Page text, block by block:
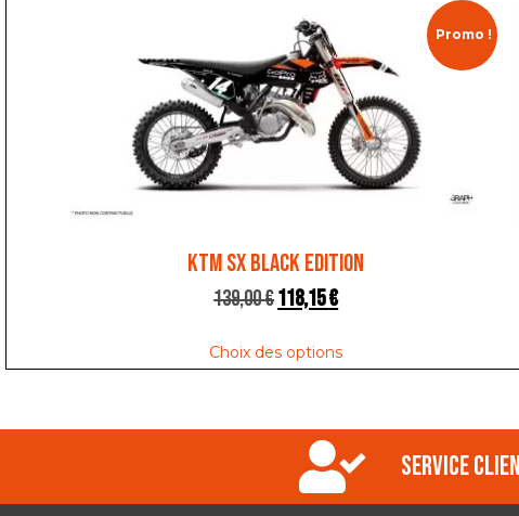
Promo !
KTM SX BLACK EDITION
139,00€118,15€
Choix des options
Service